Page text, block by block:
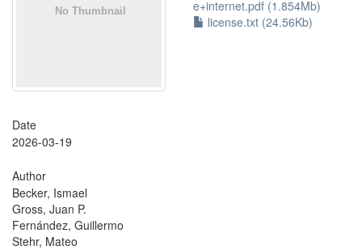
e+internet.pdf (1.854Mb)
license.txt (24.56Kb)
Date
2026-03-19
Author
Becker, Ismael
Gross, Juan P.
Fernández, Guillermo
Stehr, Mateo